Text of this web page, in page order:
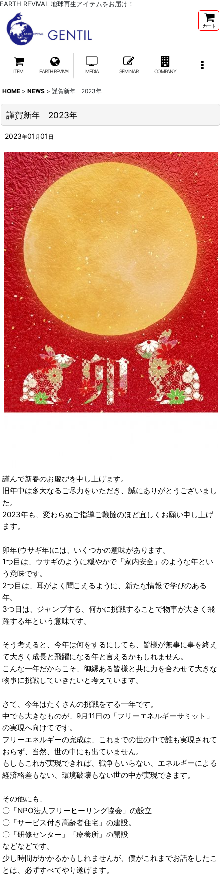
EARTH REVIVAL 地球再生アイテムをお届け！
カート
ITEM EARTH REVIVAL MEDIA SEMINAR COMPANY
HOME > NEWS > 謹賀新年 2023年
謹賀新年 2023年
2023年01 月 01 日
謹んで新春のお慶びを申し上げます。
旧年中は多大なるご尽力をいただき、誠にありがとうございまし
た。
2023年も、変わらぬご指導ご鞭撻のほど宜しくお願い申し上げ
ます。
卯年(ウサギ年)には、いくつかの意味があります。
1つ目は、ウサギのように穏やかで「家内安全」のような年とい
う意味です。
2つ目は、耳がよく聞こえるように、新たな情報で学びのある
年。
3つ目は、ジャンプする、何かに挑戦することで物事が大きく飛
躍する年という意味です。
そう考えると、今年は何をするにしても、皆様が無事に事を終え
て大きく成長と飛躍になる年と言えるかもしれません。
こんな一年だからこそ、御縁ある皆様と共に力を合わせて大きな
物事に挑戦していきたいと考えています。
さて、今年はたくさんの挑戦をする一年です。
中でも大きなものが、9月11日の「フリーエネルギーサミット」
の実現へ向けてです。
フリーエネルギーの完成は、これまでの世の中で誰も実現されて
おらず、当然、世の中にも出ていません。
もしもこれが実現できれば、戦争もいらない、エネルギーによる
経済格差もない、環境破壊もない世の中が実現できます。
その他にも、
〇「NPO法人フリーヒーリング協会」の設立
〇「サービス付き高齢者住宅」の建設。
〇「研修センター」「療養所」の開設
などなどです。
少し時間がかかるかもしれませんが、僕がこれまでお話をしたこ
とは、必ずすべてやり遂げます。